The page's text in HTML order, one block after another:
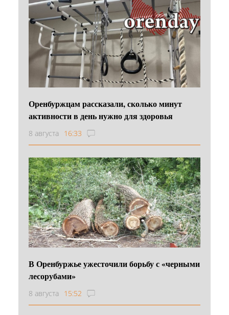
Оренбуржцам рассказали, сколько минут
активности в день нужно для здоровья
8 августа 16:33
В Оренбуржье ужесточили борьбу с «черными
лесорубами»
8 августа 15:52